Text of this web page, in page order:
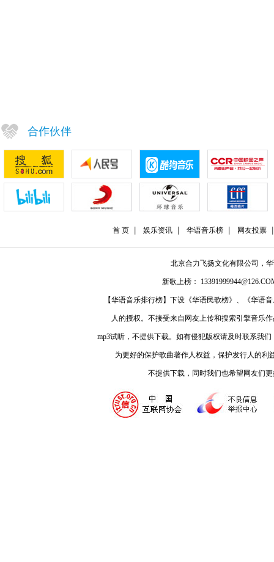
合作伙伴
首 页 娱乐资讯 华语音乐榜 网友投票
北京合力飞扬文化有限公司，
新歌上榜：
【华语音乐排行榜】下设《华语民歌榜》、《华语
人的授权。不接受来自网友上传和搜索引擎音乐
mp3试听，不提供下载。如有侵犯版权请及时联系我
为更好的保护歌曲著作人权益，保护发行人的
不提供下载，同时我们也希望网友们